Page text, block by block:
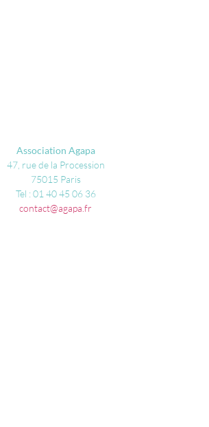
Association Agapa
47, rue de la Procession
75015 Paris
Tel : 01 40 45 06 36
contact@agapa.fr